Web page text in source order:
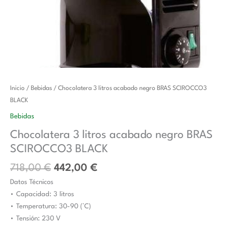
Inicio / Bebidas / Chocolatera 3 litros acabado negro BRAS SCIROCCO3
BLACK
Bebidas
Chocolatera 3 litros acabado negro BRAS
SCIROCCO3 BLACK
718,00€
El
718,00 €.
442,00 €
El
442,00 €.
Datos Técnicos
• Capacidad: 3 litros
• Temperatura: 30-90 (°C)
• Tensión: 230 V
Chocolatera
3
litros
negro
BRAS
BLACK
cantidad